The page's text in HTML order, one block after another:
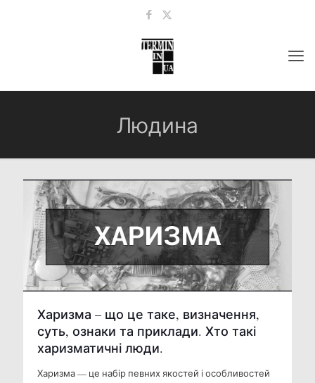
Людина
Харизма – що це таке, визначення,
суть, ознаки та приклади. Хто такі
харизматичні люди.
Харизма — це набір певних якостей і особливостей